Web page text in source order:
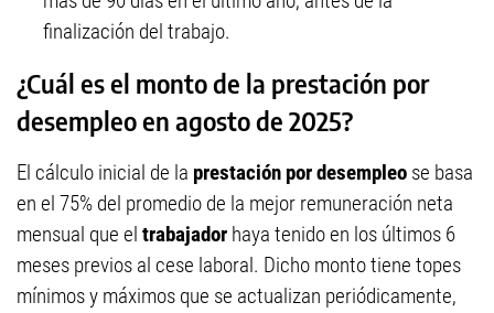
finalización del trabajo.
¿Cuál es el monto de la prestación por
desempleo en agosto de 2025?
El cálculo inicial de la prestación por desempleo se basa
en el 75% del promedio de la mejor remuneración neta
mensual que el trabajador haya tenido en los últimos 6
meses previos al cese laboral. Dicho monto tiene topes
mínimos y máximos que se actualizan periódicamente,